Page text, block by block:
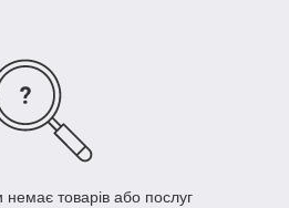
немає товарів або послуг